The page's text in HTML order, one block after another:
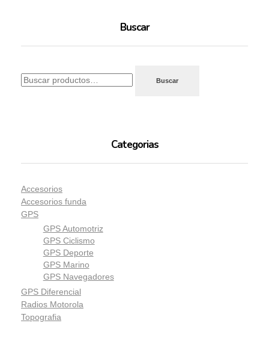
Buscar
Buscar
Categorias
Accesorios
Accesorios funda
GPS
GPS Automotriz
GPS Ciclismo
GPS Deporte
GPS Marino
GPS Navegadores
GPS Diferencial
Radios Motorola
Topografia